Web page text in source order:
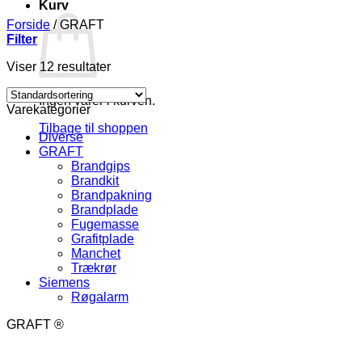
Kurv
Ingen varer i kurven.
Tilbage til shoppen
Forside /GRAFT
Filter
Viser 12 resultater
Varekategorier
Diverse
GRAFT
Brandgips
Brandkit
Brandpakning
Brandplade
Fugemasse
Grafitplade
Manchet
Trækrør
Siemens
Røgalarm
GRAFT ®